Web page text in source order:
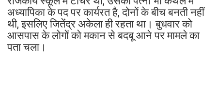
अध्यापिका के पद पर कार्यरत है, दोनों के बीच बनती नहीं
थी, इसलिए जितेंद्र अकेला ही रहता था। बुधवार को
आसपास के लोगों को मकान से बदबू आने पर मामले का
पता चला।